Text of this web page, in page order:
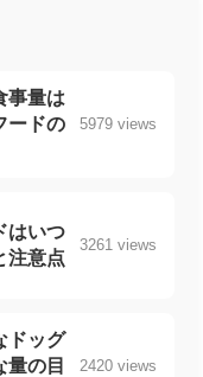
事量は
ードの
5979 views
はいつ
注意点
3261 views
ドッグ
量の目
2420 views